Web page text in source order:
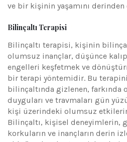
ve bir kişinin yaşamını
Bilinçaltı Terapisi
Bilinçaltı terapisi, kişinin
olumsuz inançlar, düşünce
engelleri keşfetmek ve
bir terapi yöntemidir. Bu
bilinçaltında gizlenen, farkında
duyguları ve travmaları gün
kişi üzerindeki olumsuz
Bilinçaltı, kişisel deneyimlerin,
korkuların ve inançların derin